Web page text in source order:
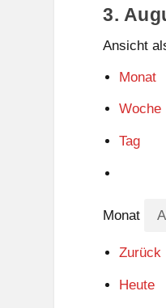
3.
Ansicht
Monat
Woche
Tag
Monat
Zurück
Heute